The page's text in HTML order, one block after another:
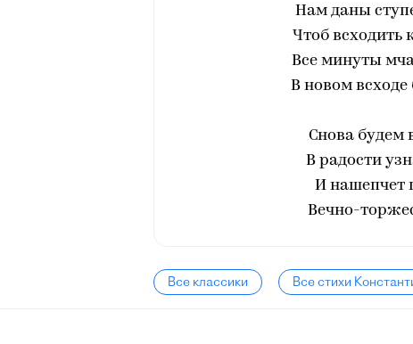
Нам даны
Чтоб всходить
Все минуты
В новом всходе
Снова будем
В радости
И нашепчет
Вечно-
Все классики Все стихи